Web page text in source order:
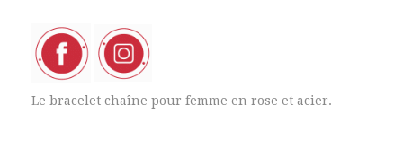
Le bracelet chaîne pour femme en rose et acier.